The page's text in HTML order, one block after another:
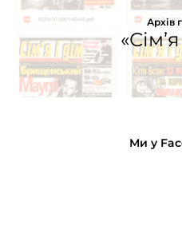
Архів
Ми у